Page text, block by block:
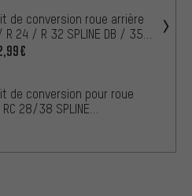
de conversion roue arrière
24 / R 32 SPLINE DB / 350
de conversion pour roue
28/38 SPLINE
150